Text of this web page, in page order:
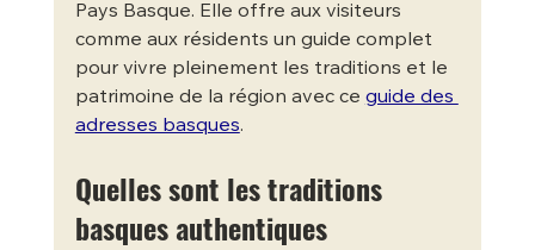
Pays Basque. Elle offre aux visiteurs
comme aux résidents un guide complet
pour vivre pleinement les traditions et le
patrimoine de la région avec ce guide des
adresses basques.
Quelles sont les traditions
basques authentiques